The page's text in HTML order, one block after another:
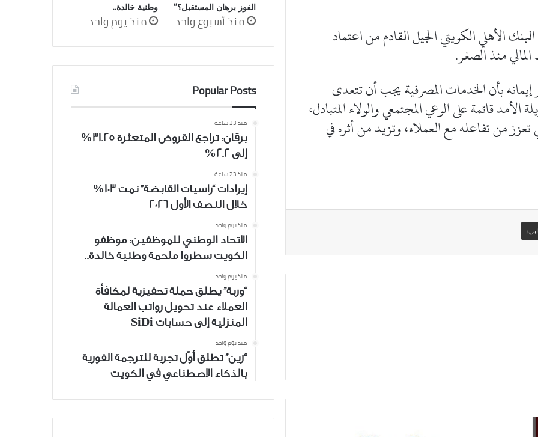
الأهلي الكويتي الجيل القادم من اعتماد
منذ الصغر.
إيمانه بأن الخدمات المصرفية يجب أن تتعدى
قائمة على الوعي المجتمعي والولاء المتبادل،
تعزز من تفاعله مع العملاء، وتزيد من أثره في
الفوز برهان المستقبل؟”
منذ أسبوع واحد
وطنية خالدة..
منذ يوم واحد
Popular Posts
منذ 23 ساعة
برقان: تراجع القروض المتعثرة 31.25%
إلى 2.2%
منذ 23 ساعة
إيرادات “راسيات القابضة” نمت 103%
خلال النصف الأول 2026
منذ يوم واحد
الاتحاد الوطني للموظفين: موظفو
الكويت سطروا ملحمة وطنية خالدة..
منذ يوم واحد
“وربة” يطلق حملة تحفيزية لمكافأة
العملاء عند تحويل رواتب العمالة
المنزلية إلى حسابات SiDi
منذ يوم واحد
“زين” تطلق أوّل تجربة للترجمة الفورية
بالذكاء الاصطناعي في الكويت